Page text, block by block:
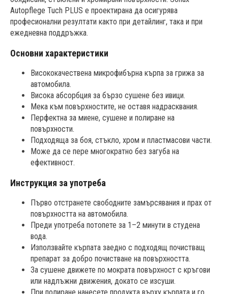
Autopflege Tuch PLUS е проектирана да осигурява
професионални резултати както при детайлинг, така и при
ежедневна поддръжка.
Основни характеристики
Висококачествена микрофибърна кърпа за грижа за
автомобила.
Висока абсорбция за бързо сушене без ивици.
Мека към повърхностите, не оставя надрасквания.
Перфектна за миене, сушене и полиране на
повърхности.
Подходяща за боя, стъкло, хром и пластмасови части.
Може да се пере многократно без загуба на
ефективност.
Инструкция за употреба
Първо отстранете свободните замърсявания и прах от
повърхността на автомобила.
Преди употреба потопете за 1–2 минути в студена
вода.
Използвайте кърпата заедно с подходящ почистващ
препарат за добро почистване на повърхността.
За сушене движете по мократа повърхност с кръгови
или надлъжни движения, докато се изсуши.